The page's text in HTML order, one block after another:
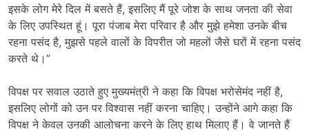
इसके लोग मेरे दिल में बसते हैं, इसलिए मैं पूरे जोश के साथ जनता की सेवा
के लिए उपस्थित हूं। पूरा पंजाब मेरा परिवार है और मुझे हमेशा उनके बीच
रहना पसंद है, मुझसे पहले वालों के विपरीत जो महलों जैसे घरों में रहना पसंद
करते थे।”
विपक्ष पर सवाल उठाते हुए मुख्यमंत्री ने कहा कि विपक्ष भरोसेमंद नहीं है,
इसलिए लोगों को उन पर विश्वास नहीं करना चाहिए। उन्होंने आगे कहा कि
विपक्ष ने केवल उनकी आलोचना करने के लिए हाथ मिलाए हैं। वे जानते हैं